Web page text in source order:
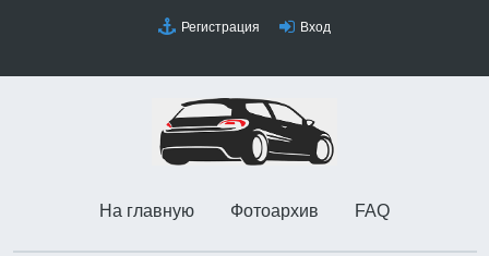
Регистрация Вход
На главную Фотоархив FAQ